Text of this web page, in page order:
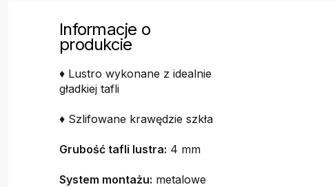
Informacje o
produkcie
♦ Lustro wykonane z idealnie
gładkiej tafli
♦ Szlifowane krawędzie szkła
Grubość tafli lustra: 4 mm
System montażu: metalowe